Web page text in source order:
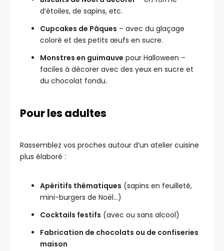
d’étoiles, de sapins, etc.
Cupcakes de Pâques – avec du glaçage
coloré et des petits œufs en sucre.
Monstres en guimauve pour Halloween –
faciles à décorer avec des yeux en sucre et
du chocolat fondu.
Pour les adultes
Rassemblez vos proches autour d’un atelier cuisine
plus élaboré :
Apéritifs thématiques (sapins en feuilleté,
mini-burgers de Noël…)
Cocktails festifs (avec ou sans alcool)
Fabrication de chocolats ou de confiseries
maison